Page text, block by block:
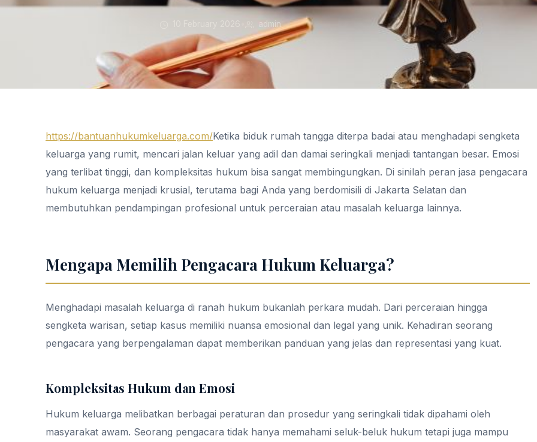
admin
https://bantuanhukumkeluarga.com/Ketika biduk rumah tangga diterpa badai atau menghadapi sengketa
keluarga yang rumit, mencari jalan keluar yang adil dan damai seringkali menjadi tantangan besar. Emosi
yang terlibat tinggi, dan kompleksitas hukum bisa sangat membingungkan. Di sinilah peran jasa pengacara
hukum keluarga menjadi krusial, terutama bagi Anda yang berdomisili di Jakarta Selatan dan
membutuhkan pendampingan profesional untuk perceraian atau masalah keluarga lainnya.
Mengapa Memilih Pengacara Hukum Keluarga?
Menghadapi masalah keluarga di ranah hukum bukanlah perkara mudah. Dari perceraian hingga
sengketa warisan, setiap kasus memiliki nuansa emosional dan legal yang unik. Kehadiran seorang
pengacara yang berpengalaman dapat memberikan panduan yang jelas dan representasi yang kuat.
Kompleksitas Hukum dan Emosi
Hukum keluarga melibatkan berbagai peraturan dan prosedur yang seringkali tidak dipahami oleh
masyarakat awam. Seorang pengacara tidak hanya memahami seluk-beluk hukum tetapi juga mampu